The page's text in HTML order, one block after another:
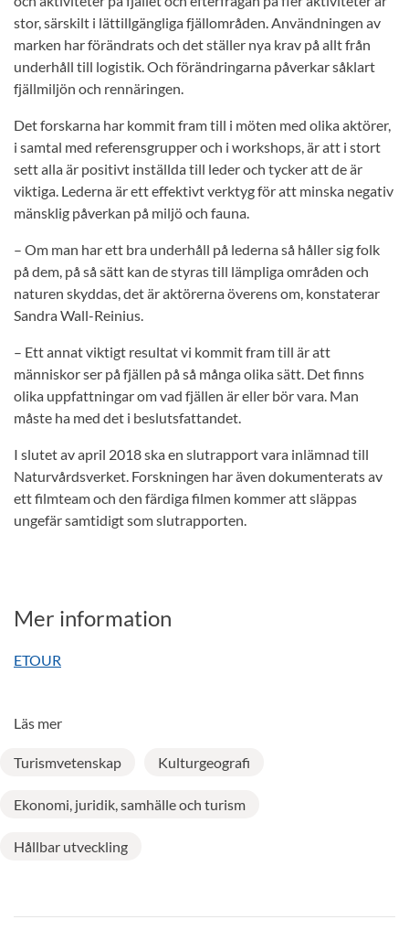
stor, särskilt i lättillgängliga fjällområden. Användningen av
marken har förändrats och det ställer nya krav på allt från
underhåll till logistik. Och förändringarna påverkar såklart
fjällmiljön och rennäringen.
Det forskarna har kommit fram till i möten med olika aktörer,
i samtal med referensgrupper och i workshops, är att i stort
sett alla är positivt inställda till leder och tycker att de är
viktiga. Lederna är ett effektivt verktyg för att minska negativ
mänsklig påverkan på miljö och fauna.
– Om man har ett bra underhåll på lederna så håller sig folk
på dem, på så sätt kan de styras till lämpliga områden och
naturen skyddas, det är aktörerna överens om, konstaterar
Sandra Wall-Reinius.
– Ett annat viktigt resultat vi kommit fram till är att
människor ser på fjällen på så många olika sätt. Det finns
olika uppfattningar om vad fjällen är eller bör vara. Man
måste ha med det i beslutsfattandet.
I slutet av april 2018 ska en slutrapport vara inlämnad till
Naturvårdsverket. Forskningen har även dokumenterats av
ett filmteam och den färdiga filmen kommer att släppas
ungefär samtidigt som slutrapporten.
Mer information
ETOUR
Läs mer
Turismvetenskap Kulturgeografi
Ekonomi, juridik, samhälle och turism
Hållbar utveckling